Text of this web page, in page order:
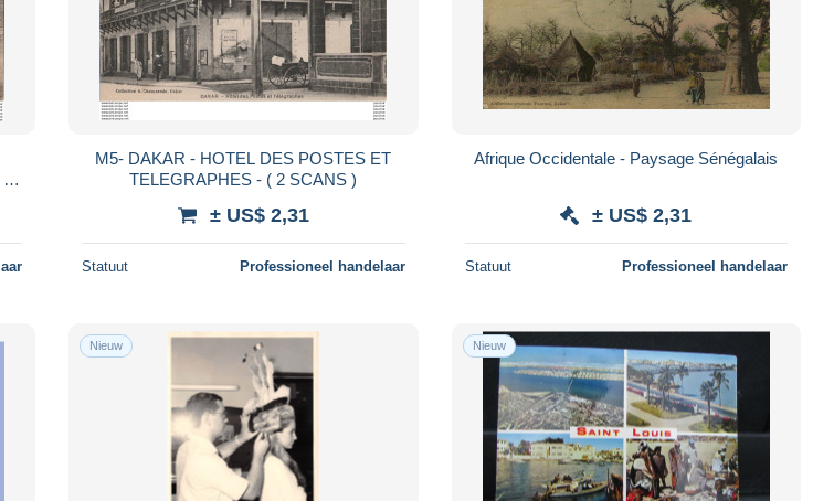
M5- DAKAR - HOTEL DES POSTES ET
TELEGRAPHES - ( 2 SCANS )
± US$ 2,31
Statuut Professioneel handelaar
Afrique Occidentale - Paysage Sénégalais
± US$ 2,31
Statuut Professioneel handelaar
Nieuw Nieuw